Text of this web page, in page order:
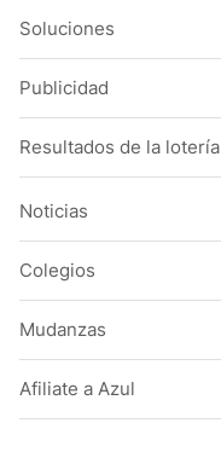
Soluciones
Publicidad
Resultados de la lotería
Noticias
Colegios
Mudanzas
Afiliate a Azul